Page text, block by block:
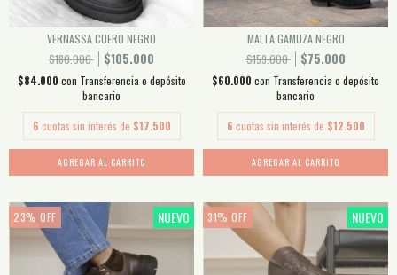
VERNASSA CUERO NEGRO
$180.000
$105.000
$84.000 con Transferencia o depósito
bancario
6 cuotas sin interés de $17.500
AGREGAR AL CARRITO
MALTA GAMUZA NEGRO
$159.000
$75.000
$60.000 con Transferencia o depósito
bancario
6 cuotas sin interés de $12.500
AGREGAR AL CARRITO
23% OFF NUEVO 31% OFF NUEVO